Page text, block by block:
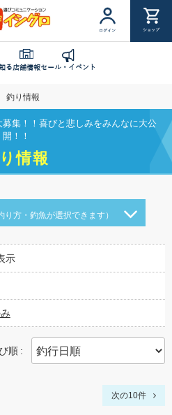
ログイン ショップ
る店舗情報セール・イベント
釣り情報
集！！喜びと悲しみをみんなに大公
開！！
情報
り方・釣魚が選択できます）
示
順
次の10件